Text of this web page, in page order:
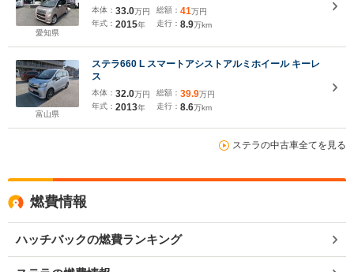
愛知県
本体： 33.0万円
年式： 2015年
総額： 41万円
走行： 8.9万km
富山県
ステラ660 L スマートアシストアルミホイール キーレ
ス
本体： 32.0万円
年式： 2013年
総額： 39.9万円
走行： 8.6万km
ステラの中古車全てを見る
燃費情報
ハッチバックの燃費ランキング